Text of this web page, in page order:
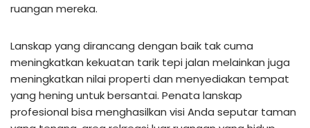
ruangan mereka.
Lanskap yang dirancang dengan baik tak cuma
meningkatkan kekuatan tarik tepi jalan melainkan juga
meningkatkan nilai properti dan menyediakan tempat
yang hening untuk bersantai. Penata lanskap
profesional bisa menghasilkan visi Anda seputar taman